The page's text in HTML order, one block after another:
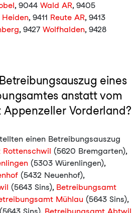
, 9044 Wald AR, 9405
Heiden, 9411 Reute AR, 9413
, 9427 Wolfhalden, 9428
eines
anstatt vom
Vorderland?
einen Betreibungsauszug
(5620 Bremgarten),
(5303 Würenlingen),
(5432 Neuenhof),
(5643 Sins), Betreibungsamt
Mühlau (5643 Sins),